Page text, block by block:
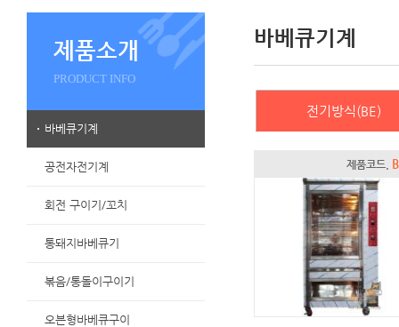
제품소개
PRODUCT INFO
바베큐기계
공전자전기계
회전 구이기/꼬치
통돼지바베큐기
볶음/통돌이구이기
오븐형바베큐구이
바베큐기계
전기방식(BE)
제품코드.